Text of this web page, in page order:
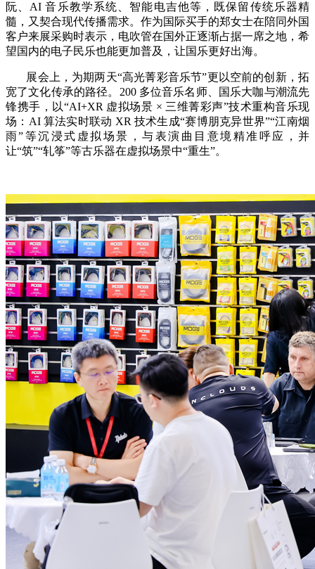
阮、AI 音乐教学系统、智能电吉他等，既保留传统乐器精
髓，又契合现代传播需求。作为国际买手的郑女士在陪同外国
客户来展采购时表示，电吹管在国外正逐渐占据一席之地，希
望国内的电子民乐也能更加普及，让国乐更好出海。
展会上，为期两天“高光菁彩音乐节”更以空前的创新，拓
宽了文化传承的路径。200 多位音乐名师、国乐大咖与潮流先
锋携手，以“AI+XR 虚拟场景 × 三维菁彩声”技术重构音乐现
场：AI 算法实时联动 XR 技术生成“赛博朋克异世界”“江南烟
雨”等沉浸式虚拟场景，与表演曲目意境精准呼应，并
让“筑”“轧筝”等古乐器在虚拟场景中“重生”。